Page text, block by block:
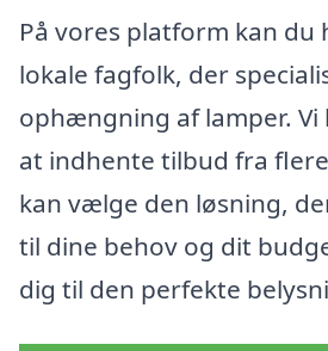
På vores platform kan
lokale fagfolk, der
ophængning af lamper.
at indhente tilbud fra
kan vælge den løsning,
til dine behov og dit
dig til den perfekte